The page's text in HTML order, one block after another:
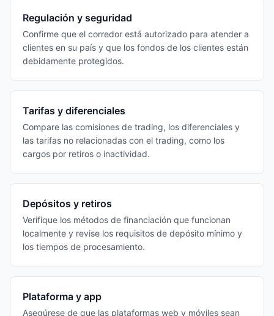
Regulación y seguridad
Confirme que el corredor está autorizado para atender a
clientes en su país y que los fondos de los clientes están
debidamente protegidos.
Tarifas y diferenciales
Compare las comisiones de trading, los diferenciales y
las tarifas no relacionadas con el trading, como los
cargos por retiros o inactividad.
Depósitos y retiros
Verifique los métodos de financiación que funcionan
localmente y revise los requisitos de depósito mínimo y
los tiempos de procesamiento.
Plataforma y app
Asegúrese de que las plataformas web y móviles sean